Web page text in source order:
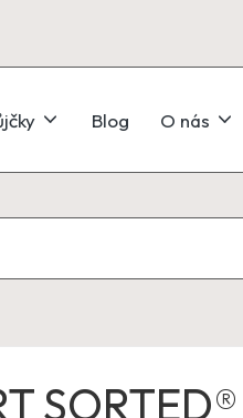
Blog O nás